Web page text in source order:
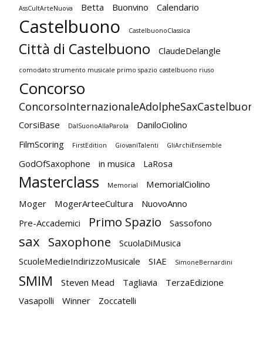
AssCultArteNuova Betta Buonvino Calendario
Castelbuono CastelbuonoClassica
Città di Castelbuono ClaudeDelangle
comodato strumento musicale primo spazio castelbuono riuso
Concorso
ConcorsoInternazionaleAdolpheSaxCastelbuono
CorsiBase DalSuonoAllaParola
DaniloCiolino
FilmScoring
FirstEdition GiovaniTalenti GliArchiEnsemble
GodOfSaxophone in musica LaRosa
Masterclass Memorial
MemorialCiolino
Moger
MogerArteeCultura
NuovoAnno
Pre-Accademici
Primo Spazio Sassofono
sax Saxophone
ScuolaDiMusica
ScuoleMedieIndirizzoMusicale
SIAE SimoneBernardini
SMIM Steven Mead Tagliavia
TerzaEdizione
Vasapolli
Winner Zoccatelli